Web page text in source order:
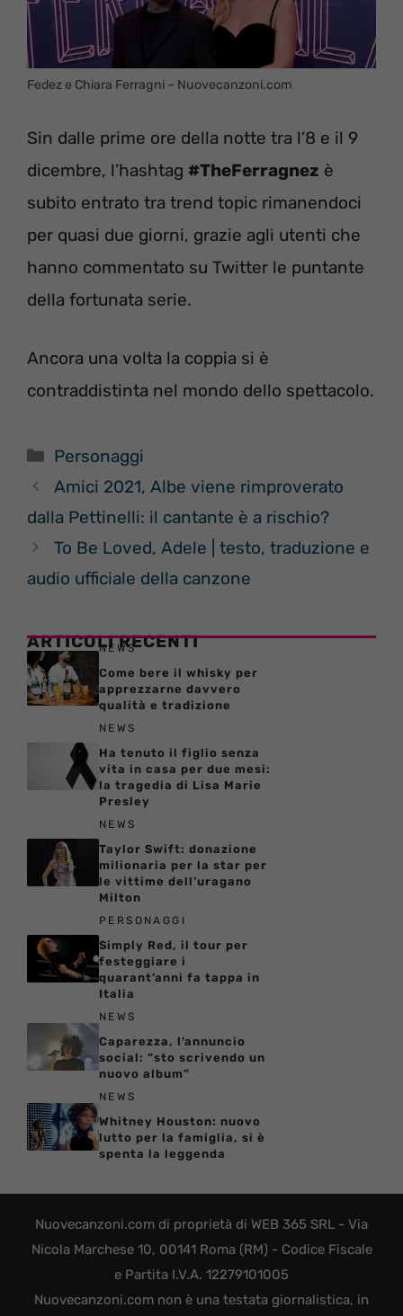
Fedez e Chiara Ferragni – Nuovecanzoni.com
Sin dalle prime ore della notte tra l’8 e il 9
dicembre, l’hashtag #TheFerragnez è
subito entrato tra trend topic rimanendoci
per quasi due giorni, grazie agli utenti che
hanno commentato su Twitter le puntante
della fortunata serie.
Ancora una volta la coppia si è
contraddistinta nel mondo dello spettacolo.
Categorie
Personaggi
Amici 2021, Albe viene rimproverato
dalla Pettinelli: il cantante è a rischio?
To Be Loved, Adele | testo, traduzione e
audio ufficiale della canzone
ARTICOLI RECENTI
NEWS
Come bere il whisky per
apprezzarne davvero
qualità e tradizione
NEWS
Ha tenuto il figlio senza
vita in casa per due mesi:
la tragedia di Lisa Marie
Presley
NEWS
Taylor Swift: donazione
milionaria per la star per
le vittime dell’uragano
Milton
PERSONAGGI
Simply Red, il tour per
festeggiare i
quarant’anni fa tappa in
Italia
NEWS
Caparezza, l’annuncio
social: “sto scrivendo un
nuovo album”
NEWS
Whitney Houston: nuovo
lutto per la famiglia, si è
spenta la leggenda
Nuovecanzoni.com di proprietà di WEB 365 SRL - Via
Nicola Marchese 10, 00141 Roma (RM) - Codice Fiscale
e Partita I.V.A. 12279101005
Nuovecanzoni.com non è una testata giornalistica, in